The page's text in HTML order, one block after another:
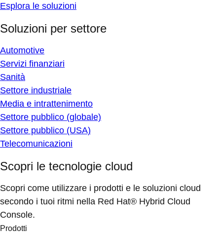
Esplora le soluzioni
Soluzioni per settore
Automotive
Servizi finanziari
Sanità
Settore industriale
Media e intrattenimento
Settore pubblico (globale)
Settore pubblico (USA)
Telecomunicazioni
Scopri le tecnologie cloud
Scopri come utilizzare i prodotti e le soluzioni cloud
secondo i tuoi ritmi nella Red Hat® Hybrid Cloud
Console.
Prodotti